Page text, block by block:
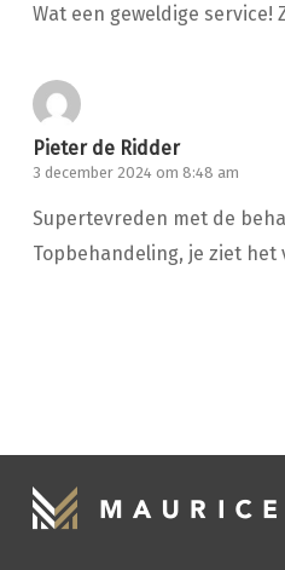
Wat een geweldige service!
Pieter de Ridder
3 december 2024 om 8:48 am
Supertevreden met de
Topbehandeling, je ziet het